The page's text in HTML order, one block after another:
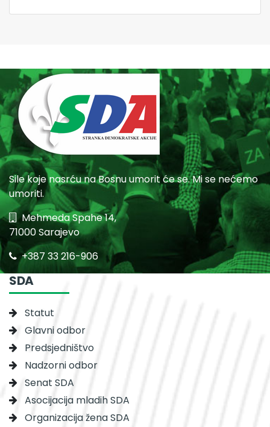
Sile koje nasrću na Bosnu umorit će se. Mi se nećemo
umoriti.
Mehmeda Spahe 14,
71000 Sarajevo
+387 33 216-906
SDA
Statut
Glavni odbor
Predsjedništvo
Nadzorni odbor
Senat SDA
Asocijacija mladih SDA
Organizacija žena SDA